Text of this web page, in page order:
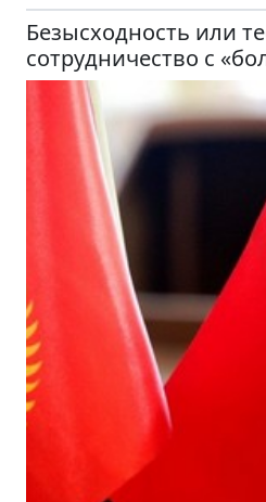
Безысходность или
сотрудничество с